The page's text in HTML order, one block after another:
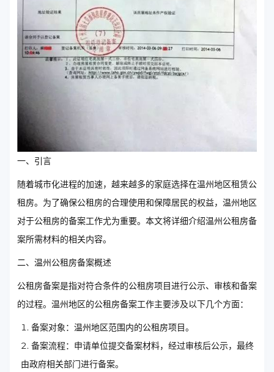
一、引言
随着城市化进程的加速，越来越多的家庭选择在温州地区租赁公
租房。为了确保公租房的合理使用和保障居民的权益，温州地区
对于公租房的备案工作尤为重要。本文将详细介绍温州公租房备
案所需材料的相关内容。
二、温州公租房备案概述
公租房备案是指对符合条件的公租房项目进行公示、审核和备案
的过程。温州地区的公租房备案工作主要涉及以下几个方面：
备案对象：温州地区范围内的公租房项目。
备案流程：申请单位提交备案材料，经过审核后公示，最终
由政府相关部门进行备案。